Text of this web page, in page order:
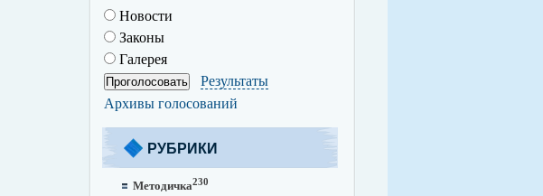
Новости
Законы
Галерея
Результаты
Архивы голосований
РУБРИКИ
Методичка230